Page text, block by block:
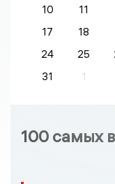
10
11
17
18
24
25
31
1
100 самых